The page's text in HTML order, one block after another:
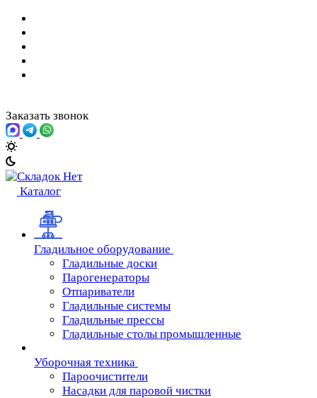
Заказать звонок
Каталог
Гладильное оборудование
Гладильные доски
Парогенераторы
Отпариватели
Гладильные системы
Гладильные прессы
Гладильные столы промышленные
Уборочная техника
Пароочистители
Насадки для паровой чистки